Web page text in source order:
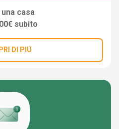
casa
subito
DI PIÚ